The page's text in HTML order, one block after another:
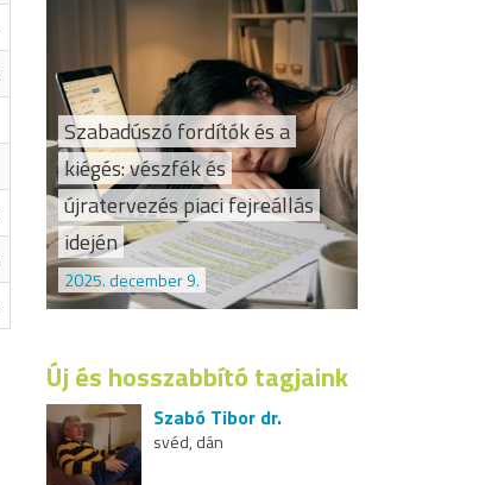
Szabadúszó fordítók és a
kiégés: vészfék és
újratervezés piaci fejreállás
idején
2025. december 9.
Új és hosszabbító tagjaink
Szabó Tibor dr.
svéd, dán